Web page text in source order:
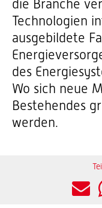
die Branche
Technologien
ausgebildete
des
Wo sich neue
Bestehendes
werden.